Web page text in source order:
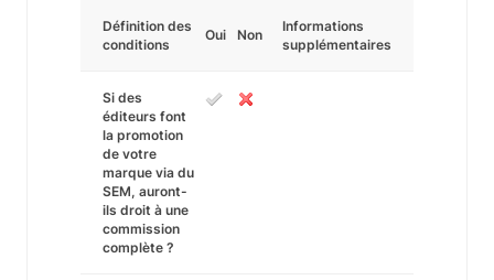
Définition des
conditions
Oui Non
Informations
supplémentaires
Si des
éditeurs font
la promotion
de votre
marque via du
SEM, auront-
ils droit à une
commission
complète ?